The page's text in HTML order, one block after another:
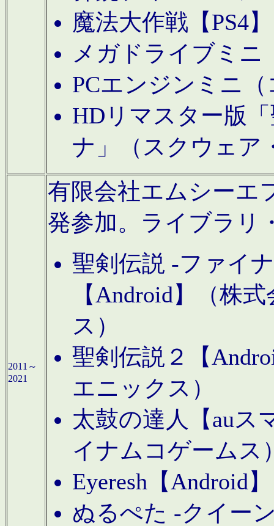
魔法大作戦【PS4
メガドライブミニ
PCエンジンミニ
HDリマスター版
ナ」（スクウェア
2011～
2021
有限会社エムシーエ
発参加。ライブラリ
聖剣伝説 -ファイ
【Android】（株
ス）
聖剣伝説２【
エニックス）
太鼓の達人【auス
イナムコゲームス
Eyeresh【Android
ぬるぺた -クイー